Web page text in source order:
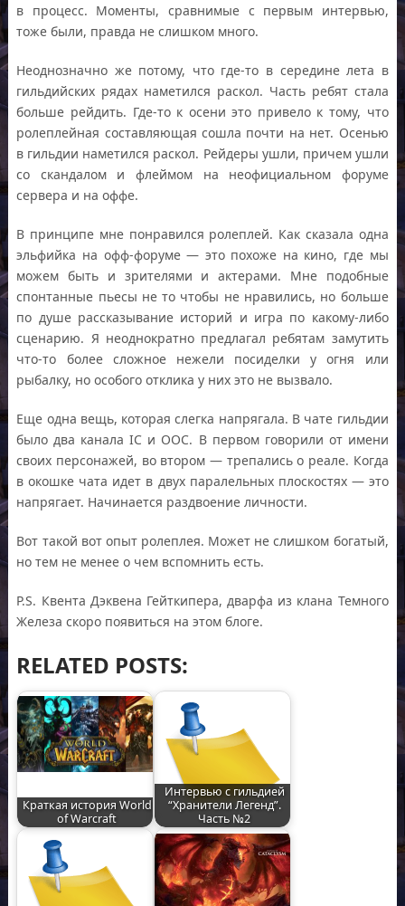
в процесс. Моменты, сравнимые с первым интервью,
тоже были, правда не слишком много.
Неоднозначно же потому, что где-то в середине лета в
гильдийских рядах наметился раскол. Часть ребят стала
больше рейдить. Где-то к осени это привело к тому, что
ролеплейная составляющая сошла почти на нет. Осенью
в гильдии наметился раскол. Рейдеры ушли, причем ушли
со скандалом и флеймом на неофициальном форуме
сервера и на оффе.
В принципе мне понравился ролеплей. Как сказала одна
эльфийка на офф-форуме — это похоже на кино, где мы
можем быть и зрителями и актерами. Мне подобные
спонтанные пьесы не то чтобы не нравились, но больше
по душе рассказывание историй и игра по какому-либо
сценарию. Я неоднократно предлагал ребятам замутить
что-то более сложное нежели посиделки у огня или
рыбалку, но особого отклика у них это не вызвало.
Еще одна вещь, которая слегка напрягала. В чате гильдии
было два канала IC и OOC. В первом говорили от имени
своих персонажей, во втором — трепались о реале. Когда
в окошке чата идет в двух паралельных плоскостях — это
напрягает. Начинается раздвоение личности.
Вот такой вот опыт ролеплея. Может не слишком богатый,
но тем не менее о чем вспомнить есть.
P.S. Квента Дэквена Гейткипера, дварфа из клана Темного
Железа скоро появиться на этом блоге.
RELATED POSTS:
Краткая история World
of Warcraft
Интервью с гильдией
“Хранители Легенд”.
Часть №2